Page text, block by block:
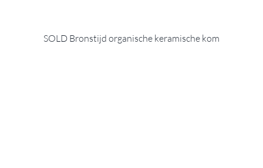
SOLD Bronstijd organische keramische kom